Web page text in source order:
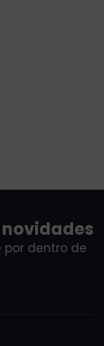
por dentro de